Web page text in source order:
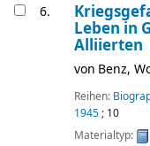
6.
Leben in
Alliierten
von Benz,
Reihen:
1945; 10
Materialtyp: